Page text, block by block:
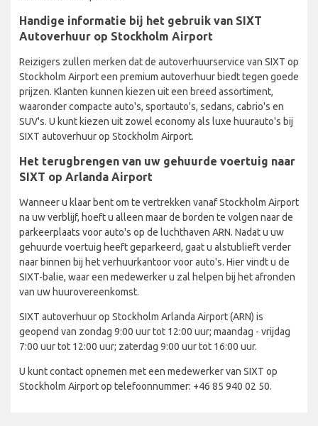
Handige informatie bij het gebruik van SIXT
Autoverhuur op Stockholm Airport
Reizigers zullen merken dat de autoverhuurservice van SIXT op
Stockholm Airport een premium autoverhuur biedt tegen goede
prijzen. Klanten kunnen kiezen uit een breed assortiment,
waaronder compacte auto's, sportauto's, sedans, cabrio's en
SUV's. U kunt kiezen uit zowel economy als luxe huurauto's bij
SIXT autoverhuur op Stockholm Airport.
Het terugbrengen van uw gehuurde voertuig naar
SIXT op Arlanda Airport
Wanneer u klaar bent om te vertrekken vanaf Stockholm Airport
na uw verblijf, hoeft u alleen maar de borden te volgen naar de
parkeerplaats voor auto's op de luchthaven ARN. Nadat u uw
gehuurde voertuig heeft geparkeerd, gaat u alstublieft verder
naar binnen bij het verhuurkantoor voor auto's. Hier vindt u de
SIXT-balie, waar een medewerker u zal helpen bij het afronden
van uw huurovereenkomst.
SIXT autoverhuur op Stockholm Arlanda Airport (ARN) is
geopend van zondag 9:00 uur tot 12:00 uur; maandag - vrijdag
7:00 uur tot 12:00 uur; zaterdag 9:00 uur tot 16:00 uur.
U kunt contact opnemen met een medewerker van SIXT op
Stockholm Airport op telefoonnummer: +46 85 940 02 50.